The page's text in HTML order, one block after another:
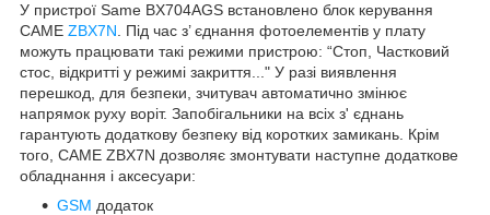
У пристрої Same BX704AGS встановлено блок керування
CAME ZBX7N . Під час з’ єднання фотоелементів у плату
можуть працювати такі режими пристрою: “Стоп, Частковий
стос, відкритті у режимі закриття..." У разі виявлення
перешкод, для безпеки, зчитувач автоматично змінює
напрямок руху воріт. Запобігальники на всіх з' єднань
гарантують додаткову безпеку від коротких замикань. Крім
того, CAME ZBX7N дозволяє змонтувати наступне додаткове
обладнання і аксесуари:
GSM додаток